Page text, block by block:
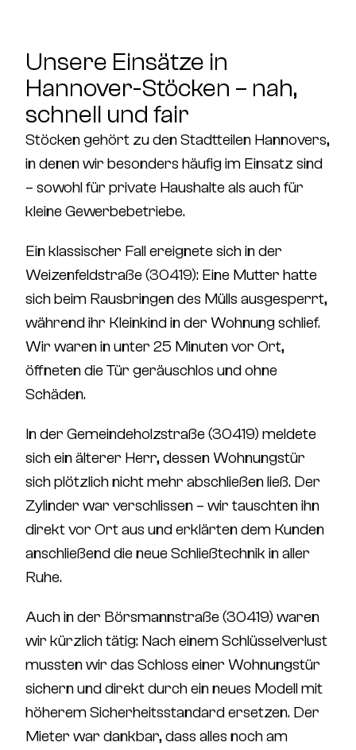
Unsere Einsätze in
Hannover-Stöcken – nah,
schnell und fair
Stöcken gehört zu den Stadtteilen Hannovers,
in denen wir besonders häufig im Einsatz sind
– sowohl für private Haushalte als auch für
kleine Gewerbebetriebe.
Ein klassischer Fall ereignete sich in der
Weizenfeldstraße (30419): Eine Mutter hatte
sich beim Rausbringen des Mülls ausgesperrt,
während ihr Kleinkind in der Wohnung schlief.
Wir waren in unter 25 Minuten vor Ort,
öffneten die Tür geräuschlos und ohne
Schäden.
In der Gemeindeholzstraße (30419) meldete
sich ein älterer Herr, dessen Wohnungstür
sich plötzlich nicht mehr abschließen ließ. Der
Zylinder war verschlissen – wir tauschten ihn
direkt vor Ort aus und erklärten dem Kunden
anschließend die neue Schließtechnik in aller
Ruhe.
Auch in der Börsmannstraße (30419) waren
wir kürzlich tätig: Nach einem Schlüsselverlust
mussten wir das Schloss einer Wohnungstür
sichern und direkt durch ein neues Modell mit
höherem Sicherheitsstandard ersetzen. Der
Mieter war dankbar, dass alles noch am